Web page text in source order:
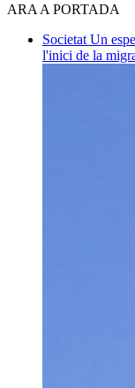
ARA A PORTADA
Societat Un
l'inici de la